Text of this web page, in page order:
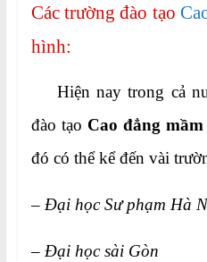
Các trường đào tạo
hình:
Hiện nay trong cả
đào tạo Cao đẳng
đó có thể kể đến vài
– Đại học Sư phạm Hà
– Đại học sài Gòn